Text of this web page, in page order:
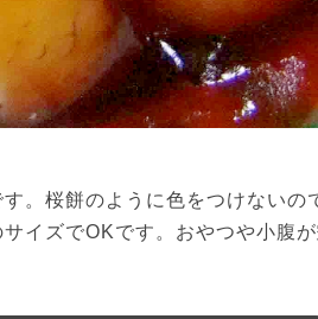
。桜餅のように色をつけないの
イズでOKです。おやつや小腹